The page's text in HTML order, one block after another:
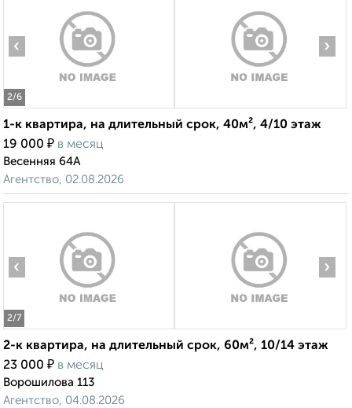
2/6
‹ ›
1-к квартира, на длительный срок, 40м², 4/10 этаж
19 000 ₽ в месяц
Весенняя 64А
Агентство, 02.08.2026
2/7
‹ ›
2-к квартира, на длительный срок, 60м², 10/14 этаж
23 000 ₽ в месяц
Ворошилова 113
Агентство, 04.08.2026